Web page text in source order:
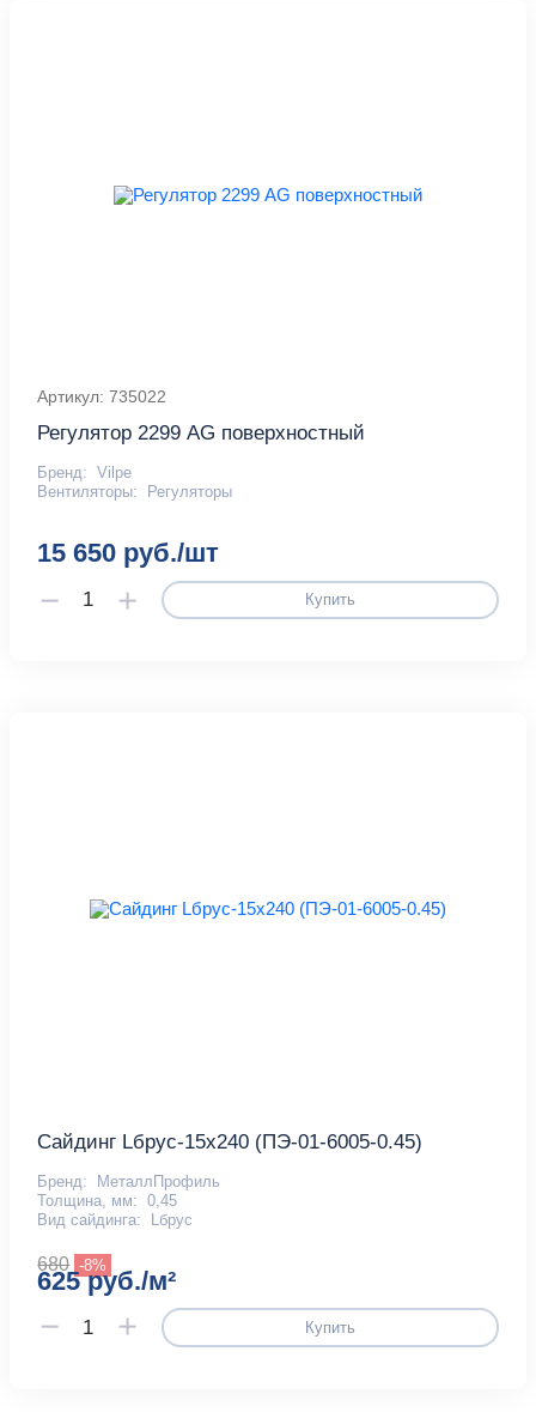
Артикул: 735022
Регулятор 2299 AG поверхностный
Бренд: Vilpe
Вентиляторы:
Регуляторы
15 650 руб./шт
Купить
Сайдинг Lбрус-15х240 (ПЭ-01-6005-0.45)
Бренд:
МеталлПрофиль
Толщина, мм: 0,45
Вид сайдинга:
Lбрус
680 -8%
625 руб./м²
Купить